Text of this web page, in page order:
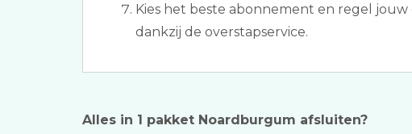
Kies het beste abonnement en regel jouw
dankzij de overstapservice.
Alles in 1 pakket Noardburgum afsluiten?